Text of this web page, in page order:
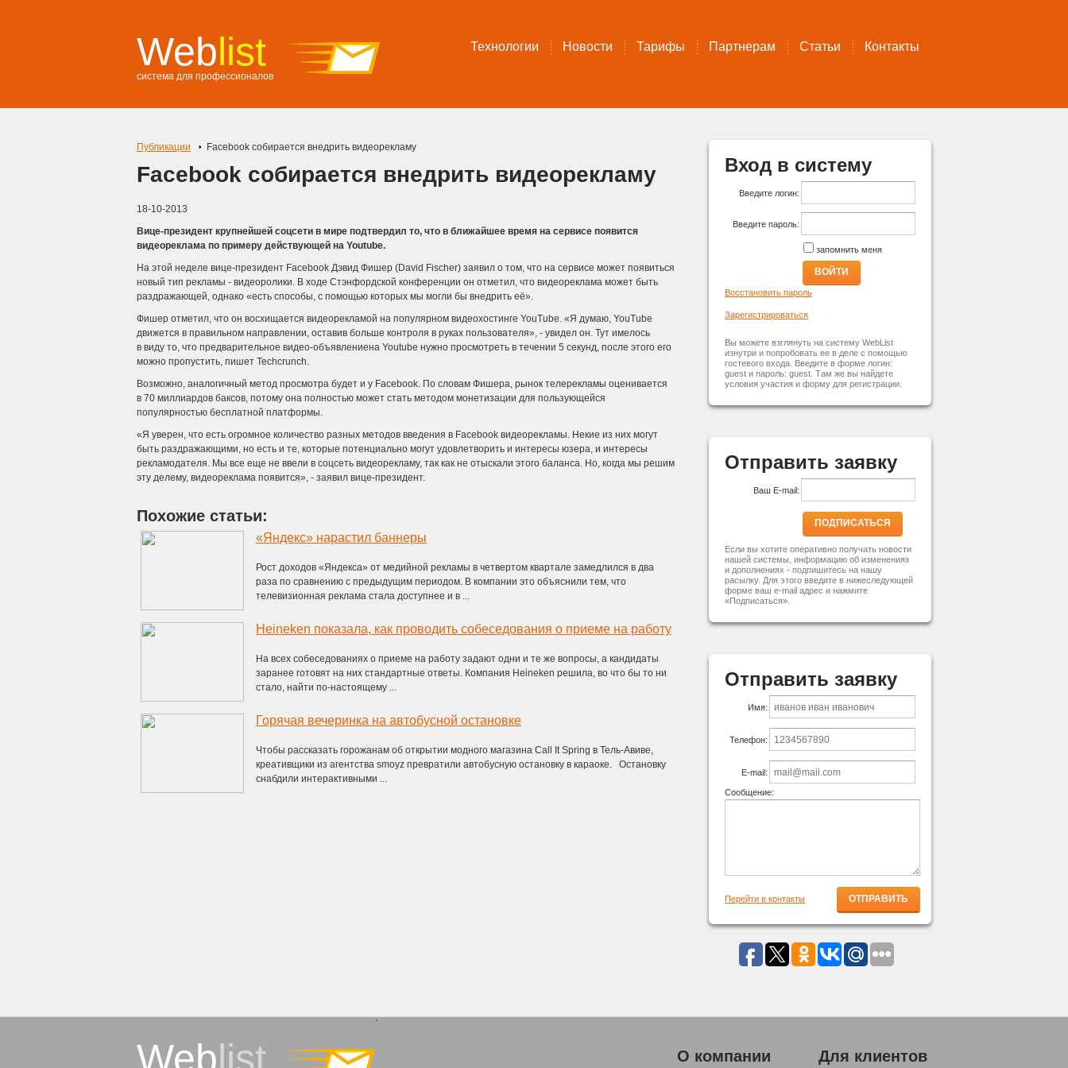
Weblist
система для профессионалов
Технологии Новости Тарифы Партнерам Статьи Контакты
Публикации Facebook собирается внедрить видеорекламу
Facebook собирается внедрить видеорекламу
18-10-2013
Вице-президент крупнейшей соцсети в мире подтвердил то, что в ближайшее время на сервисе появится
видеореклама по примеру действующей на Youtube.
На этой неделе вице-президент Facebook Дэвид Фишер (David Fischer) заявил о том, что на сервисе может появиться
новый тип рекламы - видеоролики. В ходе Стэнфордской конференции он отметил, что видеореклама может быть
раздражающей, однако «есть способы, с помощью которых мы могли бы внедрить её».
Фишер отметил, что он восхищается видеорекламой на популярном видеохостинге YouTube. «Я думаю, YouTube
движется в правильном направлении, оставив больше контроля в руках пользователя», - увидел он. Тут имелось
в виду то, что предварительное видео-объявлениена Youtube нужно просмотреть в течении 5 секунд, после этого его
можно пропустить, пишет Techcrunch.
Возможно, аналогичный метод просмотра будет и у Facebook. По словам Фишера, рынок телерекламы оценивается
в 70 миллиардов баксов, потому она полностью может стать методом монетизации для пользующейся
популярностью бесплатной платформы.
«Я уверен, что есть огромное количество разных методов введения в Facebook видеорекламы. Некие из них могут
быть раздражающими, но есть и те, которые потенциально могут удовлетворить и интересы юзера, и интересы
рекламодателя. Мы все еще не ввели в соцсеть видеорекламу, так как не отыскали этого баланса. Но, когда мы решим
эту делему, видеореклама появится», - заявил вице-президент.
Похожие статьи:
«Яндекс» нарастил баннеры
Рост доходов «Яндекса» от медийной рекламы в четвертом квартале замедлился в два
раза по сравнению с предыдущим периодом. В компании это объяснили тем, что
телевизионная реклама стала доступнее и в ...
Heineken показала, как проводить собеседования о приеме на работу
На всех собеседованиях о приеме на работу задают одни и те же вопросы, а кандидаты
заранее готовят на них стандартные ответы. Компания Heineken решила, во что бы то ни
стало, найти по-настоящему ...
Горячая вечеринка на автобусной остановке
Чтобы рассказать горожанам об открытии модного магазина Call It Spring в Тель-Авиве,
креативщики из агентства smoyz превратили автобусную остановку в караоке. Остановку
снабдили интерактивными ...
Вход в систему
Введите логин:
Введите пароль:
запомнить меня
ВОЙТИ
Восстановить пароль
Зарегистрироваться
Вы можете взглянуть на систему WebList
изнутри и попробовать ее в деле с помощью
гостевого входа. Введите в форме логин:
guest и пароль: guest. Там же вы найдете
условия участия и форму для регистрации.
Отправить заявку
Ваш E-mail:
ПОДПИСАТЬСЯ
Если вы хотите оперативно получать новости
нашей системы, информацию об изменениях
и дополнениях - подпишитесь на нашу
расылку. Для этого введите в нижеследующей
форме ваш e-mail адрес и нажмите
«Подписаться».
Отправить заявку
Имя:
Телефон:
E-mail:
Сообщение:
Перейти в контакты
Weblist
`
О компании Для клиентов